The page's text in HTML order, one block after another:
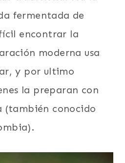
fermentada de
encontrar la
moderna usa
y por ultimo
la preparan con
(también conocido